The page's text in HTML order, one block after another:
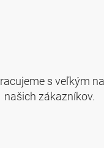
s veľkým
našich zákazníkov.